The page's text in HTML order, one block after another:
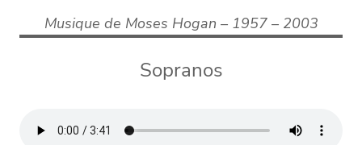
Musique de Moses Hogan – 1957 – 2003
Sopranos